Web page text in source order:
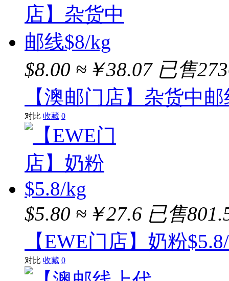
$8.00 ≈￥38.07 已售
【澳邮门店】杂货中
对比 收藏 0
$5.80 ≈￥27.6 已售
【EWE门店】奶粉
对比 收藏 0